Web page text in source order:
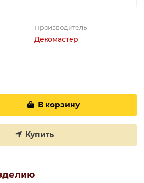
Производитель
Декомастер
В корзину
Купить